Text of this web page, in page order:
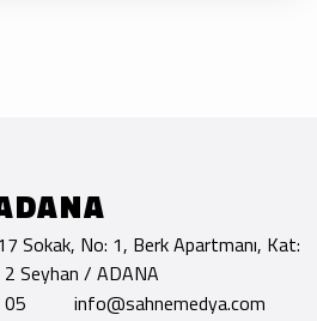
Sokak, No: 1, Berk Apartmanı, Kat:
2 Seyhan / ADANA
info@sahnemedya.com